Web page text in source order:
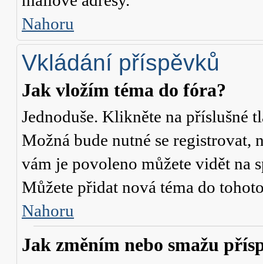
Nahoru
Vkládání příspěvků
Jak vložím téma do fóra?
Jednoduše. Klikněte na příslušné
Možná bude nutné se registrovat,
vám je povoleno můžete vidět na
Můžete přidat nová téma do
Nahoru
Jak změním nebo smažu